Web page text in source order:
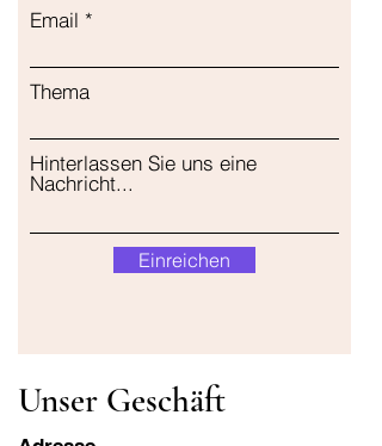
Email
Thema
Hinterlassen Sie uns eine
Nachricht...
Einreichen
Unser Geschäft